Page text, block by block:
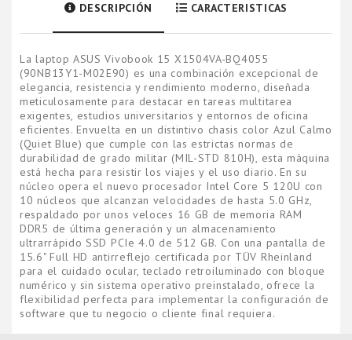
DESCRIPCIÓN CARACTERISTICAS
La laptop ASUS Vivobook 15 X1504VA-BQ4055
(90NB13Y1-M02E90) es una combinación excepcional de
elegancia, resistencia y rendimiento moderno, diseñada
meticulosamente para destacar en tareas multitarea
exigentes, estudios universitarios y entornos de oficina
eficientes. Envuelta en un distintivo chasis color Azul Calmo
(Quiet Blue) que cumple con las estrictas normas de
durabilidad de grado militar (MIL-STD 810H), esta máquina
está hecha para resistir los viajes y el uso diario. En su
núcleo opera el nuevo procesador Intel Core 5 120U con
10 núcleos que alcanzan velocidades de hasta 5.0 GHz,
respaldado por unos veloces 16 GB de memoria RAM
DDR5 de última generación y un almacenamiento
ultrarrápido SSD PCIe 4.0 de 512 GB. Con una pantalla de
15.6" Full HD antirreflejo certificada por TÜV Rheinland
para el cuidado ocular, teclado retroiluminado con bloque
numérico y sin sistema operativo preinstalado, ofrece la
flexibilidad perfecta para implementar la configuración de
software que tu negocio o cliente final requiera.